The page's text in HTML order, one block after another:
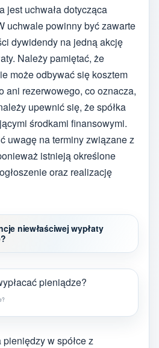
jest uchwała dotycząca
uchwale powinny być zawarte
dywidendy na jedną akcję
Należy pamiętać, że
może odbywać się kosztem
ani rezerwowego, co oznacza,
upewnić się, że spółka
środkami finansowymi.
uwagę na terminy związane z
istnieją określone
oraz realizację
niewłaściwej wypłaty
pieniędzy w spółce z